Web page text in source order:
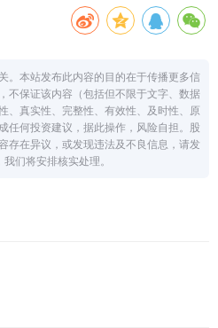
。本站发布此内容的目的在于传播更多信
不保证该内容（包括但不限于文字、数据
、真实性、完整性、有效性、及时性、原
任何投资建议，据此操作，风险自担。股
存在异议，或发现违法及不良信息，请发
们将安排核实处理。